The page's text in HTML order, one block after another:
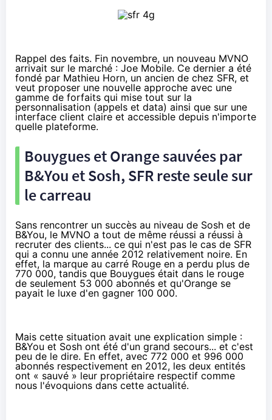
Rappel des faits. Fin novembre, un nouveau MVNO
arrivait sur le marché : Joe Mobile. Ce dernier a été
fondé par Mathieu Horn, un ancien de chez SFR, et
veut proposer une nouvelle approche avec une
gamme de forfaits qui mise tout sur la
personnalisation (appels et data) ainsi que sur une
interface client claire et accessible depuis n'importe
quelle plateforme.
Bouygues et Orange sauvées par
B&You et Sosh, SFR reste seule sur
le carreau
Sans rencontrer un succès au niveau de Sosh et de
B&You, le MVNO a tout de même réussi a réussi à
recruter des clients... ce qui n'est pas le cas de SFR
qui a connu une année 2012 relativement noire. En
effet, la marque au carré Rouge en a perdu plus de
770 000, tandis que Bouygues était dans le rouge
de seulement 53 000 abonnés et qu'Orange se
payait le luxe d'en gagner 100 000.
Mais cette situation avait une explication simple :
B&You et Sosh ont été d'un grand secours... et c'est
peu de le dire. En effet, avec 772 000 et 996 000
abonnés respectivement en 2012, les deux entités
ont « sauvé » leur propriétaire respectif comme
nous l'évoquions dans cette actualité.